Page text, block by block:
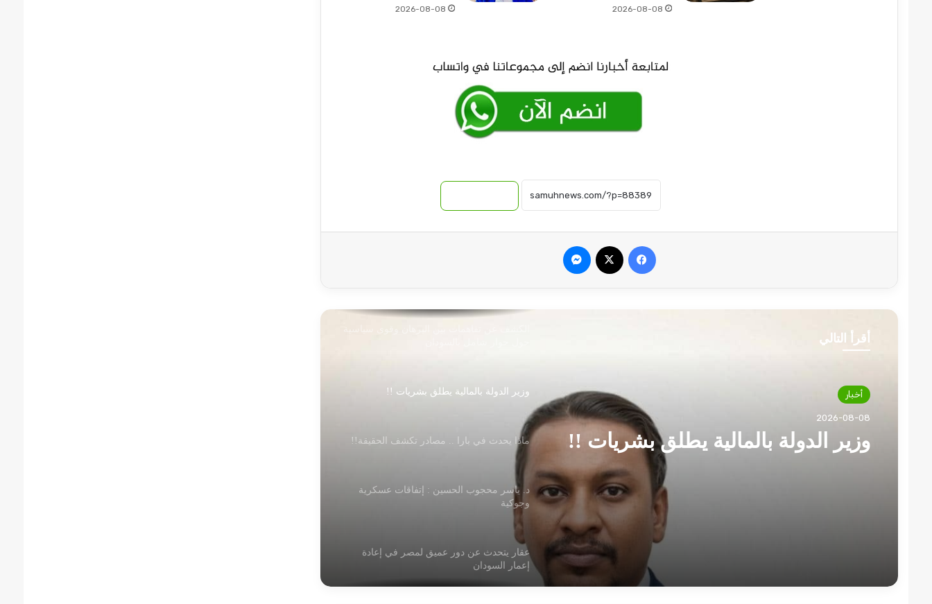
2026-08-08
2026-08-08
فيسبوك
أقرأ التالي
أخبار
2026-08-08
وزير الدولة بالمالية يطلق بشريات !!
كاكا يضيق الخناق على المعارضة بسبب
السودان !!
فورية لوقف الكارثة بالسودان !
وزير الدولة بالمالية يطلق بشريات !!
ماذا يحدث في بارا .. مصادر تكشف الحقيقة!!
د. ياسر محجوب الحسين : إتفاقات عسكرية
وجوكية
عقار يتحدث عن دور عميق لمصر في إعادة
إعمار السودان